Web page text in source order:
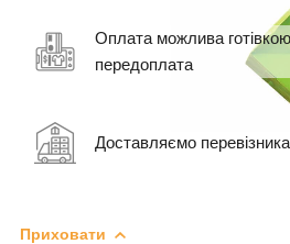
Оплата можлива
передоплата
Доставляємо
Приховати